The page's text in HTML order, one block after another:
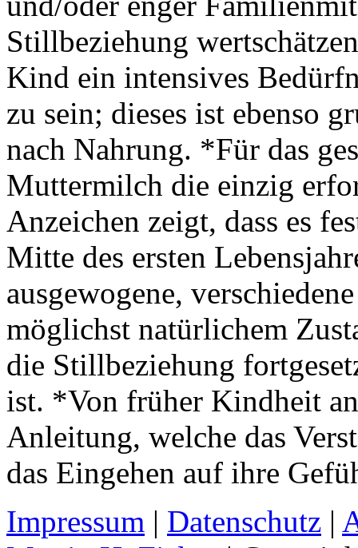
Stillbeziehung
Kind ein intensives
zu sein; dieses ist ebenso
nach Nahrung. *Für das
Muttermilch die einzig
Anzeichen zeigt, dass es
Mitte des ersten
ausgewogene,
möglichst natürlichem
die Stillbeziehung
ist. *Von früher Kindheit
Anleitung, welche das
das Eingehen auf ihre
Impressum | Datenschutz |